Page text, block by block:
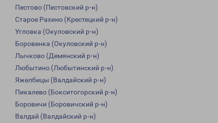
Пестово (Пестовский р-н)
Старое Рахино (Крестецкий р-н)
Угловка (Окуловский р-н)
Боровенка (Окуловский р-н)
Лычково (Демянский р-н)
Любытино (Любытинский р-н)
Яжелбицы (Валдайский р-н)
Пикалево (Бокситогорский р-н)
Боровичи (Боровичский р-н)
Валдай (Валдайский р-н)